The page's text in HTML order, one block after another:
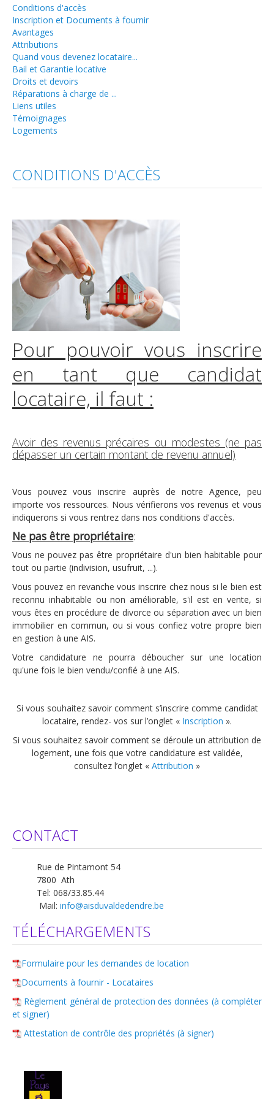
Travaux
Aides et primes
Réparations à charge de ...
Locataires
Conditions d'accès
Inscription et Documents à fournir
Quand vous devenez locataire...
Droits et devoirs
Réparations à charge de ...
Liens utiles
Logements
Contact
Coordonnées
Conditions d'accès
Inscription et Documents à fournir
Avantages
Attributions
Quand vous devenez locataire...
Bail et Garantie locative
Droits et devoirs
Réparations à charge de ...
Liens utiles
Témoignages
Logements
CONDITIONS D'ACCÈS
Pour pouvoir vous inscrire
en tant que candidat
locataire, il faut :
Avoir des revenus précaires ou modestes (ne pas
dépasser un certain montant de revenu annuel)
Vous pouvez vous inscrire auprès de notre Agence, peu
importe vos ressources. Nous vérifierons vos revenus et vous
indiquerons si vous rentrez dans nos conditions d'accès.
Ne pas être propriétaire:
Vous ne pouvez pas être propriétaire d'un bien habitable pour
tout ou partie (indivision, usufruit, ...).
Vous pouvez en revanche vous inscrire chez nous si le bien est
reconnu inhabitable ou non améliorable, s'il est en vente, si
vous êtes en procédure de divorce ou séparation avec un bien
immobilier en commun, ou si vous confiez votre propre bien
en gestion à une AIS.
Votre candidature ne pourra déboucher sur une location
qu'une fois le bien vendu/confié à une AIS.
Si vous souhaitez savoir comment s’inscrire comme candidat
locataire, rendez- vos sur l’onglet « Inscription ».
Si vous souhaitez savoir comment se déroule un attribution de
logement, une fois que votre candidature est validée,
consultez l’onglet « Attribution »
CONTACT
Rue de Pintamont 54
7800 Ath
Tel: 068/33.85.44
Mail: info@aisduvaldedendre.be
TÉLÉCHARGEMENTS
Formulaire pour les demandes de location
Documents à fournir - Locataires
Règlement général de protection des données (à compléter
et signer)
Attestation de contrôle des propriétés (à signer)